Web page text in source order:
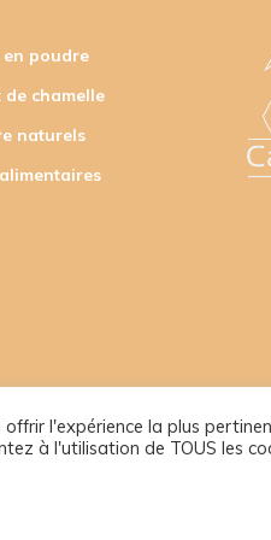
poudre
chamelle
naturels
l'expérience la plus
à l'utilisation de TOUS les